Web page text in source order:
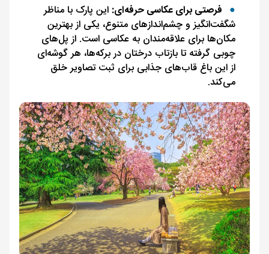
فرصتی برای عکاسی حرفه‌ای: این پارک با مناظر
شگفت‌انگیز و چشم‌اندازهای متنوع، یکی از بهترین
مکان‌ها برای علاقه‌مندان به عکاسی است. از پل‌های
چوبی گرفته تا بازتاب درختان در برکه‌ها، هر گوشه‌ای
از این باغ قاب‌های جذابی برای ثبت تصاویر خلق
می‌کند.